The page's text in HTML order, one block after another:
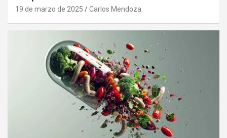
19 de marzo de 2025 Carlos Mendoza